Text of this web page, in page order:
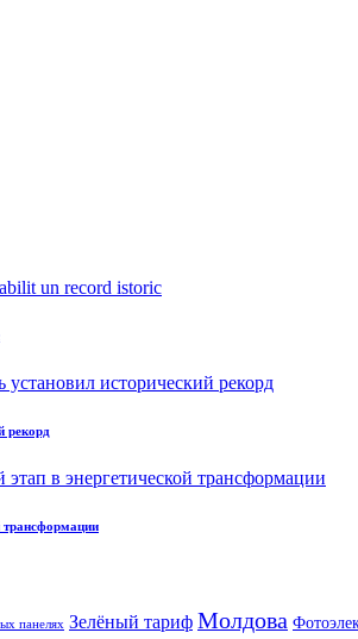
рекорд
трансформации
панелях Зелёный тариф Молдова